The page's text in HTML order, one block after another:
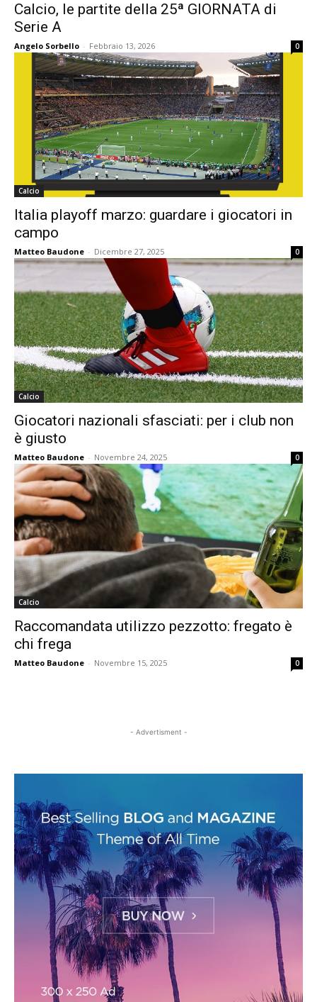
Calcio, le partite della 25ª GIORNATA di
Serie A
Angelo Sorbello - Febbraio 13, 2026 0
Calcio
Italia playoff marzo: guardare i giocatori in
campo
Matteo Baudone - Dicembre 27, 2025 0
Calcio
Giocatori nazionali sfasciati: per i club non
è giusto
Matteo Baudone - Novembre 24, 2025 0
Calcio
Raccomandata utilizzo pezzotto: fregato è
chi frega
Matteo Baudone - Novembre 15, 2025 0
- Advertisment -